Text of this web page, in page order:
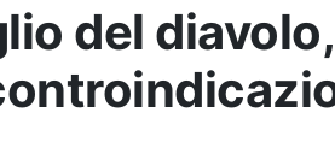
del